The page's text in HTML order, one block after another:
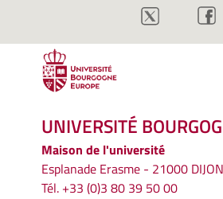
UNIVERSITÉ
Maison de l'université
Esplanade Erasme - 21000 DIJON
Tél. +33 (0)3 80 39 50 00